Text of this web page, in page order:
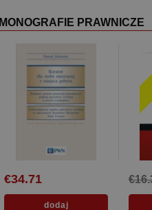
MONOGRAFIE PRAWNICZE
€34.71